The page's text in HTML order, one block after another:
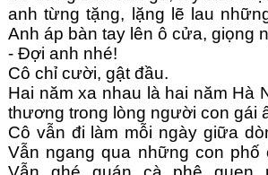
anh từng tặng, lặng lẽ lau
Anh áp bàn tay lên ô cửa, giọng
- Đợi anh nhé!
Cô chỉ cười, gật đầu.
Hai năm xa nhau là hai năm Hà
thương trong lòng người con gái
Cô vẫn đi làm mỗi ngày giữa
Vẫn ngang qua những con phố